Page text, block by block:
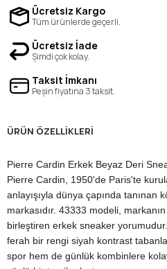
Ücretsiz Kargo
Tüm ürünlerde geçerli.
Ücretsiz İade
Şimdi çok kolay.
Taksit İmkanı
Peşin fiyatına 3 taksit.
ÜRÜN ÖZELLIKLERI
Pierre Cardin Erkek Beyaz Deri
Pierre Cardin, 1950'de Paris'te
anlayışıyla dünya çapında tanınan
markasıdır. 43333 modeli,
birleştiren erkek sneaker
ferah bir rengi siyah kontrast
spor hem de günlük kombinlere